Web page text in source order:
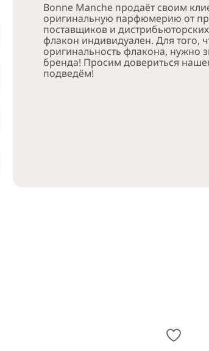
Bonne Manche продаёт своим
оригинальную парфюмерию от
поставщиков и
флакон индивидуален. Для того,
оригинальность флакона, нужно
бренда! Просим довериться
подведём!